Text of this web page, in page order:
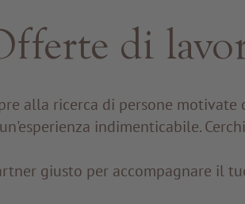
di
alla ricerca di persone
un'esperienza indimenticabile.
giusto per accompagnare il